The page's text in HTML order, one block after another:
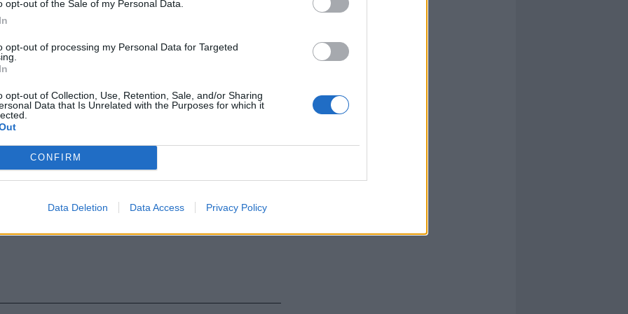
opt-out of the Sale of my Personal Data.
opt-out of processing my Personal Data for Targeted
opt-out of Collection, Use, Retention, Sale, and/or Sharing
Data that Is Unrelated with the Purposes for which it
CONFIRM
Data Deletion Data Access Privacy Policy
Roma Virginia Raggi perde
la maggioranza in Campidoglio. E'
la capigruppo. I 4 ex M5s hanno
la nascita di un nuovo gruppo.